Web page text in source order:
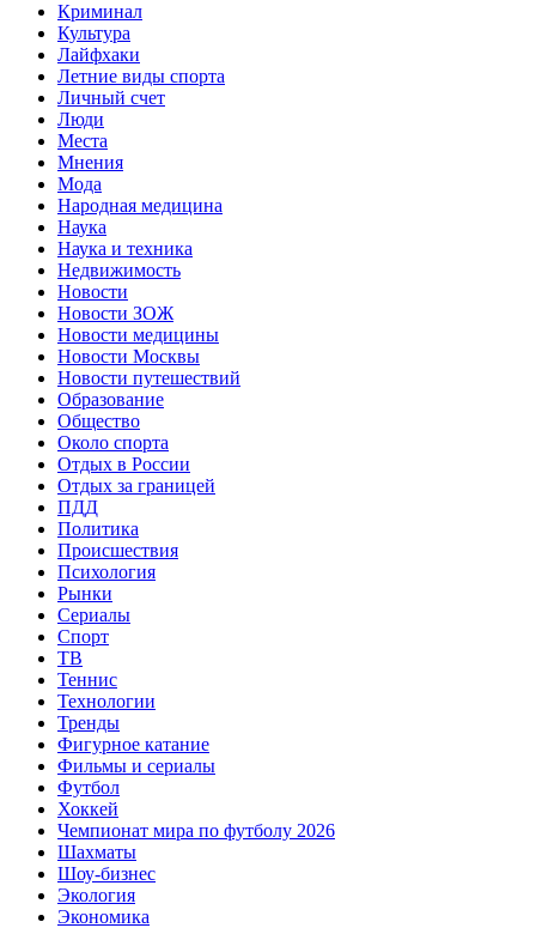
Криминал
Культура
Лайфхаки
Летние виды спорта
Личный счет
Люди
Места
Мнения
Мода
Народная медицина
Наука
Наука и техника
Недвижимость
Новости
Новости ЗОЖ
Новости медицины
Новости Москвы
Новости путешествий
Образование
Общество
Около спорта
Отдых в России
Отдых за границей
ПДД
Политика
Происшествия
Психология
Рынки
Сериалы
Спорт
ТВ
Теннис
Технологии
Тренды
Фигурное катание
Фильмы и сериалы
Футбол
Хоккей
Чемпионат мира по футболу 2026
Шахматы
Шоу-бизнес
Экология
Экономика